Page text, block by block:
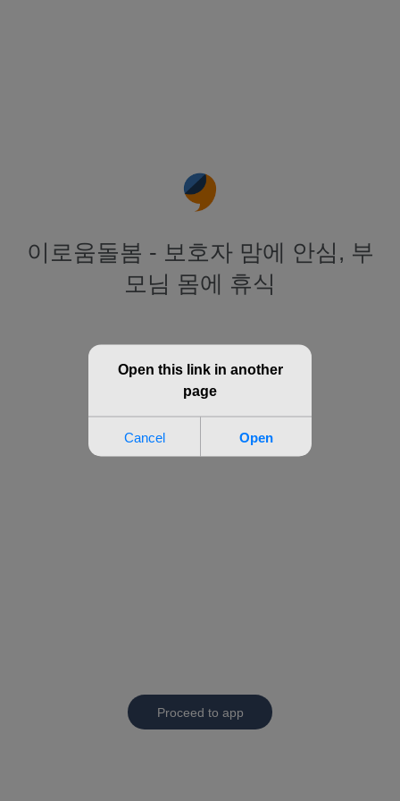
이로움돌봄 - 보호자 맘에 안심, 부
모님 몸에 휴식
Proceed to app